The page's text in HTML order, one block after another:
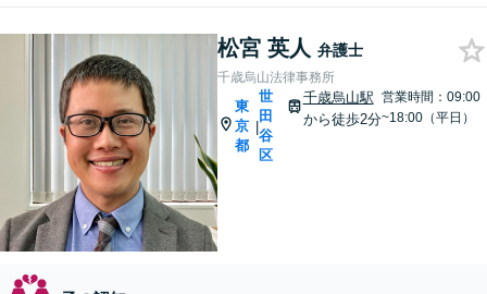
松宮 英人 弁護士
千歳烏山法律事務所
東
京
都
|
世
田
谷
区
千歳烏山駅
から徒歩2分
営業時間：09:00
~18:00（平日）